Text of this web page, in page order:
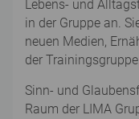
Lebens- und
in der Gruppe an.
neuen Medien,
der
Sinn- und
Raum der LIMA